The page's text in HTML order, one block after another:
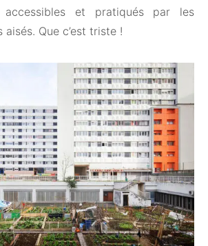
accessibles et pratiqués par les
aisés. Que c’est triste !